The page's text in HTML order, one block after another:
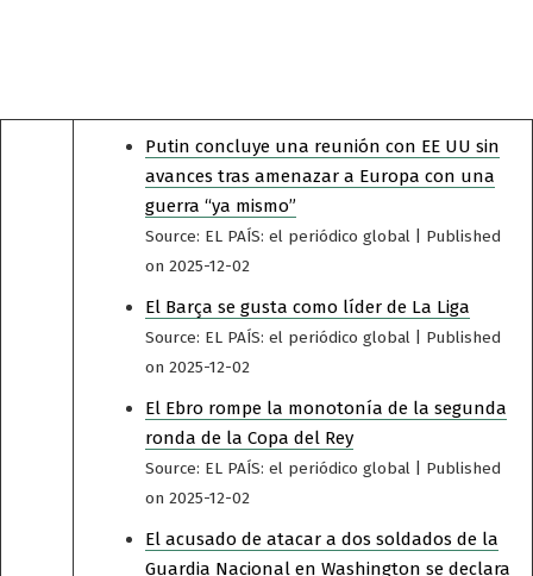
Putin concluye una reunión con EE UU sin
avances tras amenazar a Europa con una
guerra “ya mismo”
Source: EL PAÍS: el periódico global
Published
on 2025-12-02
El Barça se gusta como líder de La Liga
Source: EL PAÍS: el periódico global
Published
on 2025-12-02
El Ebro rompe la monotonía de la segunda
ronda de la Copa del Rey
Source: EL PAÍS: el periódico global
Published
on 2025-12-02
El acusado de atacar a dos soldados de la
Guardia Nacional en Washington se declara